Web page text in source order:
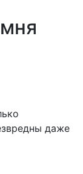
даже